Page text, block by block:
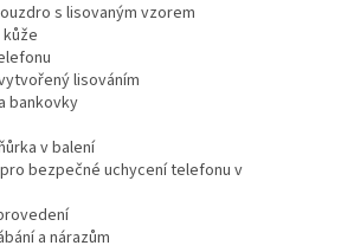
s lisovaným vzorem
lisováním
bankovky
v balení
bezpečné uchycení telefonu v
a nárazům